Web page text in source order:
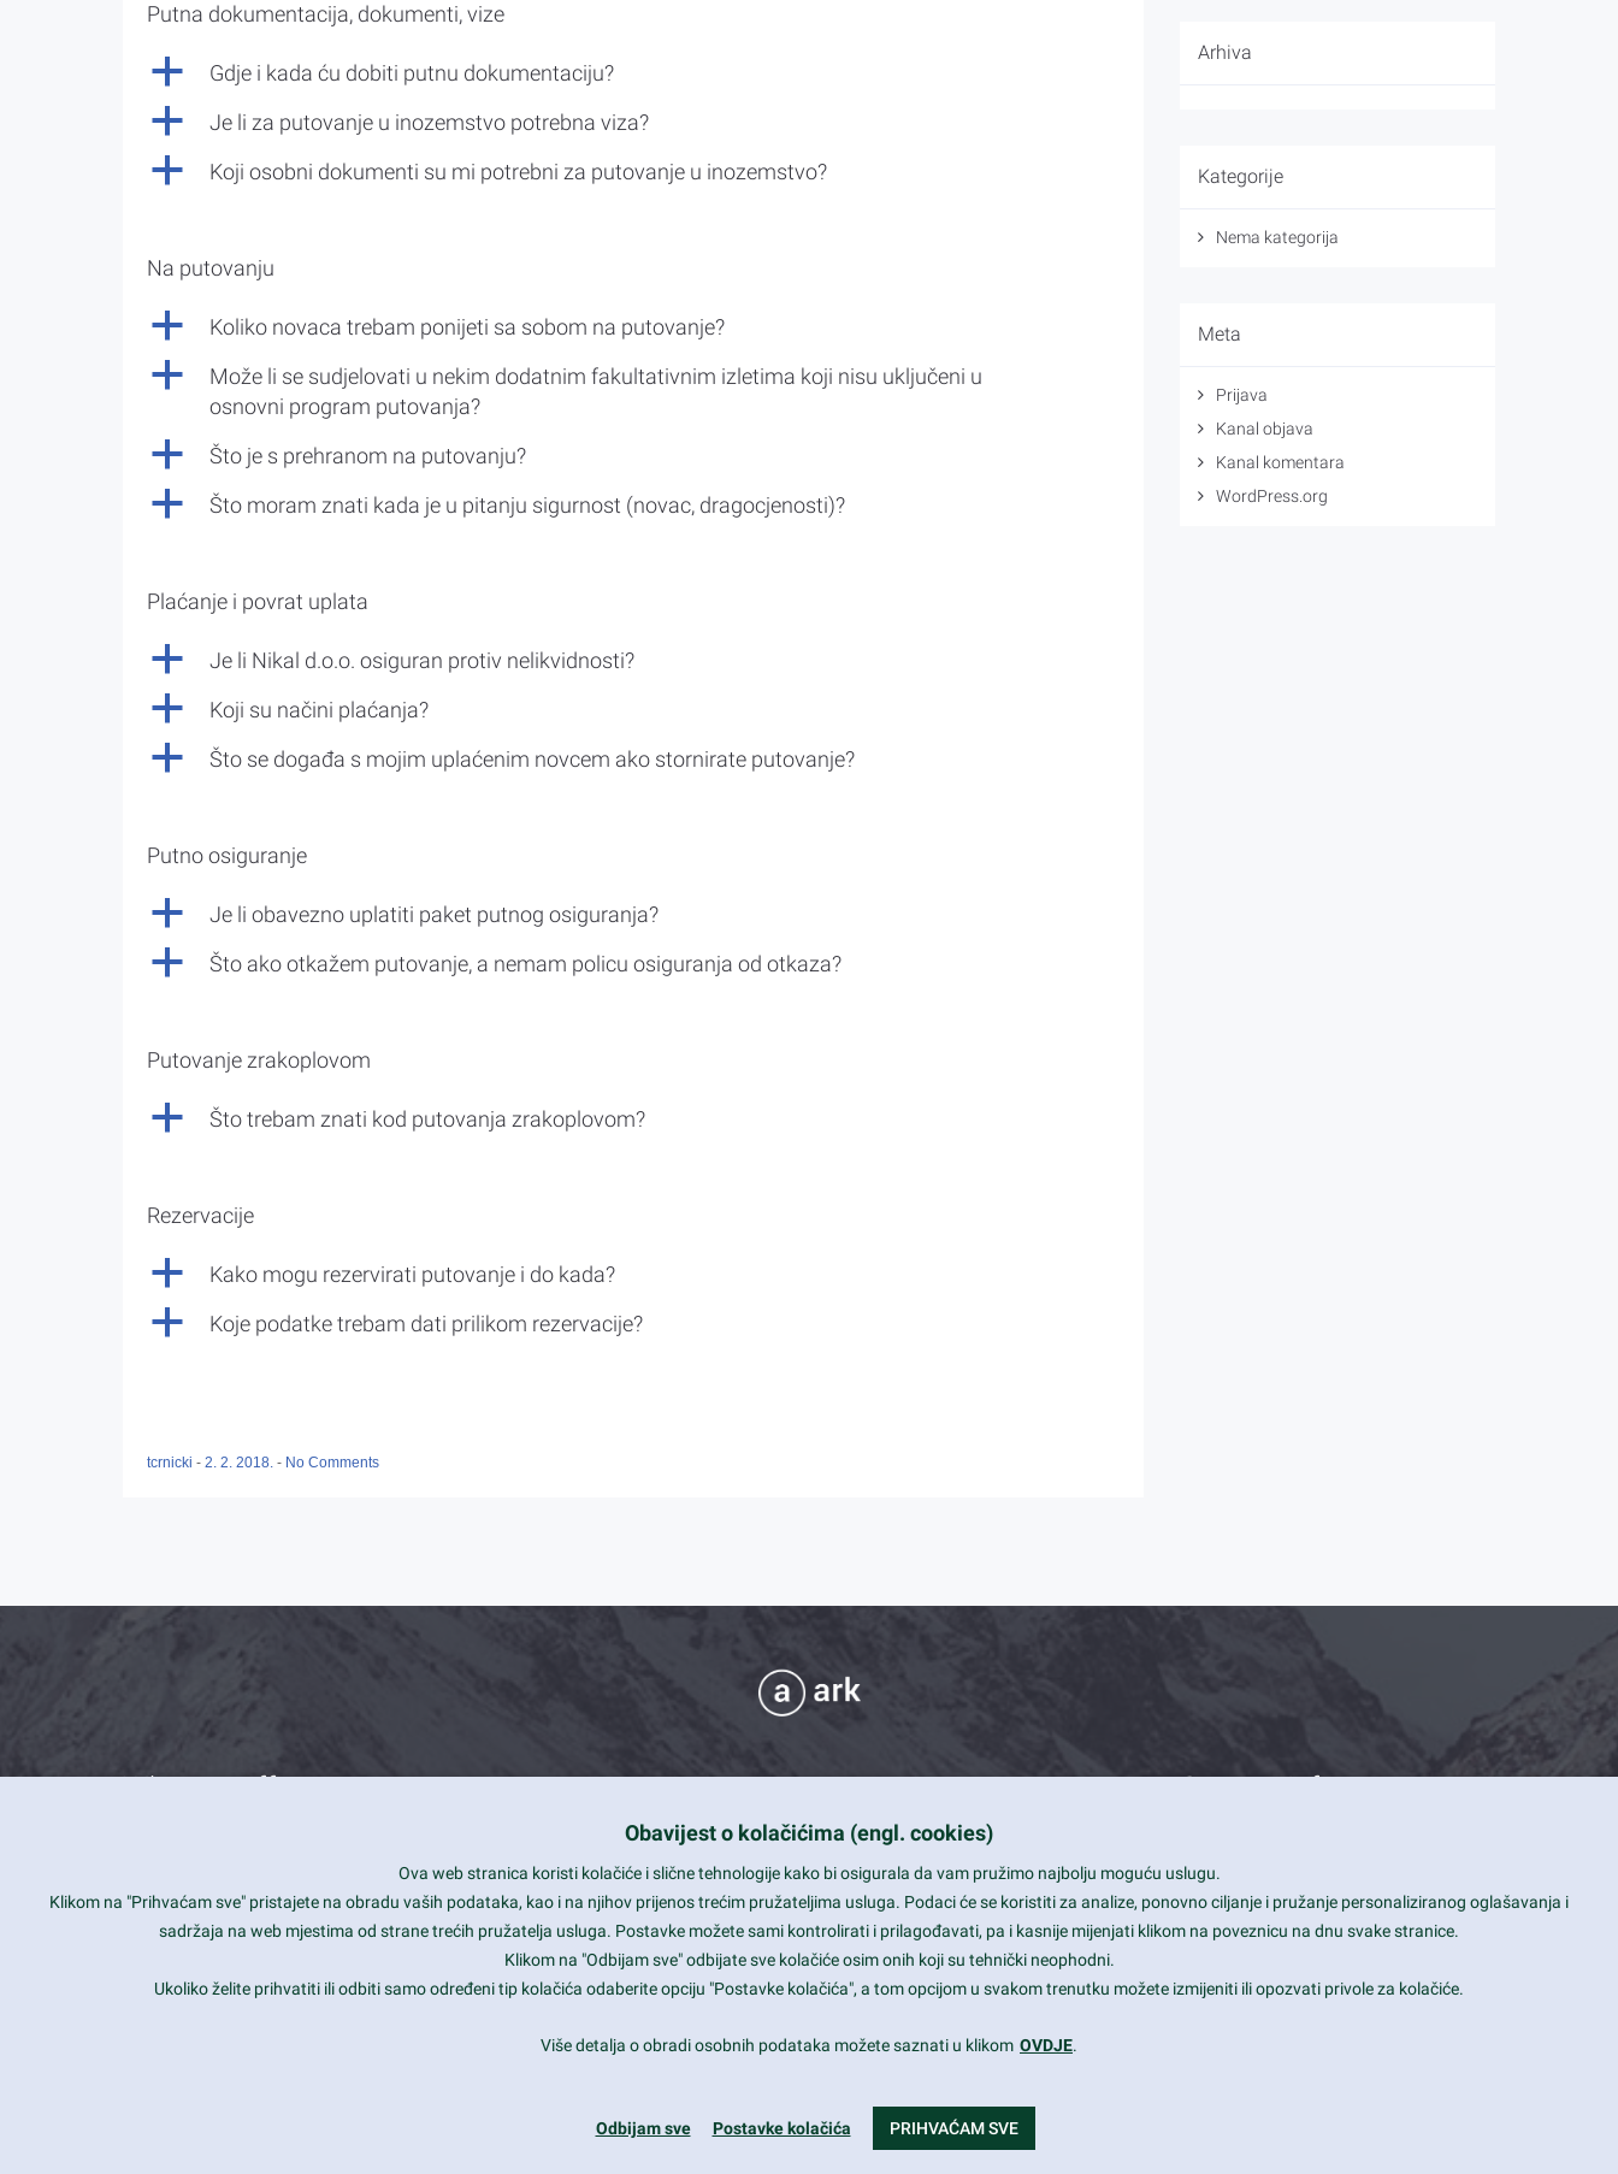
Putna dokumentacija, dokumenti, vize
a Gdje i kada ću dobiti putnu dokumentaciju?
a Je li za putovanje u inozemstvo potrebna viza?
a Koji osobni dokumenti su mi potrebni za putovanje u inozemstvo?
Na putovanju
a Koliko novaca trebam ponijeti sa sobom na putovanje?
a
Može li se sudjelovati u nekim dodatnim fakultativnim izletima koji nisu uključeni u
osnovni program putovanja?
a Što je s prehranom na putovanju?
a Što moram znati kada je u pitanju sigurnost (novac, dragocjenosti)?
Plaćanje i povrat uplata
a Je li Nikal d.o.o. osiguran protiv nelikvidnosti?
a Koji su načini plaćanja?
a Što se događa s mojim uplaćenim novcem ako stornirate putovanje?
Putno osiguranje
a Je li obavezno uplatiti paket putnog osiguranja?
a Što ako otkažem putovanje, a nemam policu osiguranja od otkaza?
Putovanje zrakoplovom
a Što trebam znati kod putovanja zrakoplovom?
Rezervacije
a Kako mogu rezervirati putovanje i do kada?
a Koje podatke trebam dati prilikom rezervacije?
tcrnicki - 2. 2. 2018. - No Comments
Arhiva
Kategorije
Nema kategorija
Meta
Prijava
Kanal objava
Kanal komentara
WordPress.org
What we offer
Is your website user friendly?
Ark offers weekly stunning designs.
Why our customers love Ark?
Smart and beautiful design
Unlimited Eelements
Mobile ready
Contact Info
View, CA 94043
+1 650-253-0000
Daily: 9:00 am - 6:00 pm
Obavijest o kolačićima (engl. cookies)
Ova web stranica koristi kolačiće i slične tehnologije kako bi osigurala da vam pružimo najbolju moguću uslugu.
Klikom na "Prihvaćam sve" pristajete na obradu vaših podataka, kao i na njihov prijenos trećim pružateljima usluga. Podaci će se koristiti za analize, ponovno ciljanje i pružanje personaliziranog oglašavanja i
sadržaja na web mjestima od strane trećih pružatelja usluga. Postavke možete sami kontrolirati i prilagođavati, pa i kasnije mijenjati klikom na poveznicu na dnu svake stranice.
Klikom na "Odbijam sve" odbijate sve kolačiće osim onih koji su tehnički neophodni.
Ukoliko želite prihvatiti ili odbiti samo određeni tip kolačića odaberite opciju "Postavke kolačića", a tom opcijom u svakom trenutku možete izmijeniti ili opozvati privole za kolačiće.
Više detalja o obradi osobnih podataka možete saznati u klikom OVDJE.
Odbijam sve Postavke kolačića PRIHVAĆAM SVE